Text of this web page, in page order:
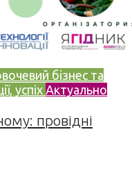
бізнес та
успіх Актуально
провідні